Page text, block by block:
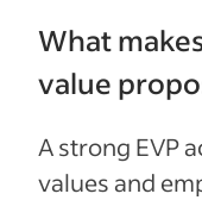
What
value
A strong EVP
values and